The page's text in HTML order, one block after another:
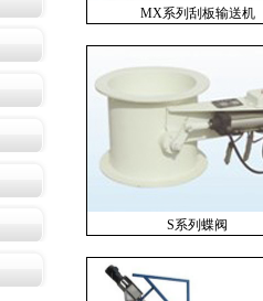
MX系列刮板输送机
S系列蝶阀